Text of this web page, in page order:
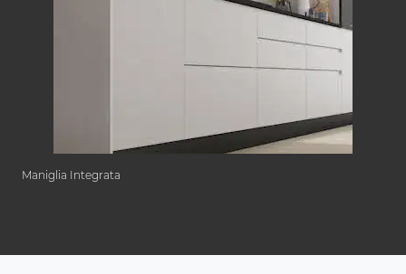
Maniglia Integrata